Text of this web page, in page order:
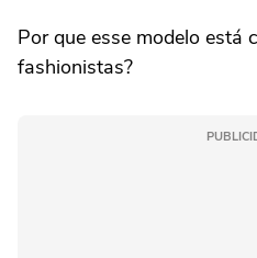
Por que esse modelo está
fashionistas?